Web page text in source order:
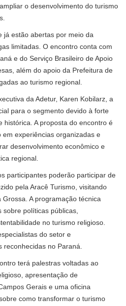
o desenvolvimento do turismo
já estão abertas por meio da
limitadas. O encontro conta com
e do Serviço Brasileiro de Apoio
além do apoio da Prefeitura de
ao turismo regional.
da Adetur, Karen Kobilarz, a
para o segmento devido à forte
histórica. A proposta do encontro é
experiências organizadas e
desenvolvimento econômico e
regional.
participantes poderão participar de
pela Aracê Turismo, visitando
A programação técnica
sobre políticas públicas,
no turismo religioso.
do setor e
reconhecidas no Paraná.
terá palestras voltadas ao
apresentação de
Gerais e uma oficina
como transformar o turismo